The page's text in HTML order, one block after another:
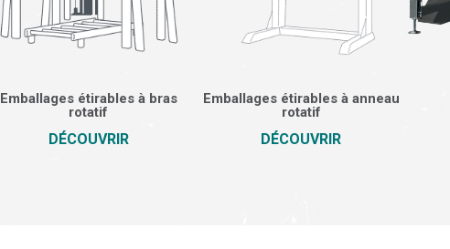
Emballages étirables à bras
rotatif
DÉCOUVRIR
Emballages étirables à anneau
rotatif
DÉCOUVRIR